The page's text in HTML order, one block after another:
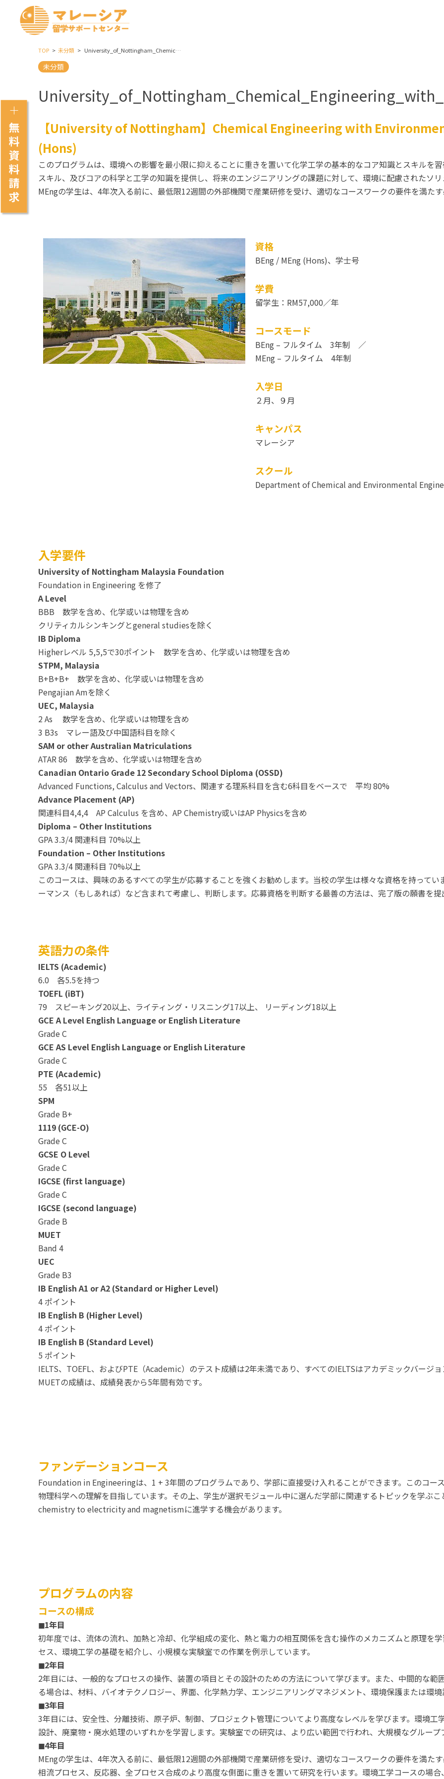
TOP 未分類 University_of_Nottingham_Chemical_Engineering_with_Environmental_Engineering_BEng_MEng_Hons
未分類
【University of Nottingham】Chemical Engineering with
(Hons)
このプログラムは、環境への影響を最小限に抑えることに重きを置いて化学工学の基本的なコア知識とスキルを
スキル、及びコアの科学と工学の知識を提供し、将来のエンジニアリングの課題に対して、環境に配慮されたソリ
MEngの学生は、4年次入る前に、最低限12週間の外部機関で産業研修を受け、適切なコースワークの要件を満たす
資格
BEng / MEng (Hons)、学士号
学費
留学生：RM57,000／年
コースモード
BEng – フルタイム 3年制 ／
MEng – フルタイム 4年制
入学日
２月、９月
キャンパス
マレーシア
スクール
Department of Chemical and Environmental
入学要件
University of Nottingham Malaysia Foundation
Foundation in Engineering を修了
A Level
BBB 数学を含め、化学或いは物理を含め
クリティカルシンキングとgeneral studiesを除く
IB Diploma
Higherレベル 5,5,5で30ポイント 数学を含め、化学或いは物理を含め
STPM, Malaysia
B+B+B+ 数学を含め、化学或いは物理を含め
Pengajian Amを除く
UEC, Malaysia
2 As 数学を含め、化学或いは物理を含め
3 B3s マレー語及び中国語科目を除く
SAM or other Australian Matriculations
ATAR 86 数学を含め、化学或いは物理を含め
Canadian Ontario Grade 12 Secondary School Diploma (OSSD)
Advanced Functions, Calculus and Vectors、関連する理系科目を含む6科目をベースで 平均 80%
Advance Placement (AP)
関連科目4,4,4 AP Calculus を含め、AP Chemistry或いはAP Physicsを含め
Diploma – Other Institutions
GPA 3.3/4 関連科目 70%以上
Foundation – Other Institutions
GPA 3.3/4 関連科目 70%以上
このコースは、興味のあるすべての学生が応募することを強くお勧めします。当校の学生は様々な資格を持って
ーマンス（もしあれば）など含まれて考慮し、判断します。応募資格を判断する最善の方法は、完了版の願書を提
英語力の条件
IELTS (Academic)
6.0 各5.5を持つ
TOEFL (iBT)
79 スピーキング20以上、ライティング・リスニング17以上、 リーディング18以上
GCE A Level English Language or English Literature
Grade C
GCE AS Level English Language or English Literature
Grade C
PTE (Academic)
55 各51以上
SPM
Grade B+
1119 (GCE-O)
Grade C
GCSE O Level
Grade C
IGCSE (first language)
Grade C
IGCSE (second language)
Grade B
MUET
Band 4
UEC
Grade B3
IB English A1 or A2 (Standard or Higher Level)
4 ポイント
IB English B (Higher Level)
4 ポイント
IB English B (Standard Level)
5 ポイント
IELTS、TOEFL、およびPTE（Academic）のテスト成績は2年未満であり、すべてのIELTSはアカデミックバージョ
MUETの成績は、成績発表から5年間有効です。
ファンデーションコース
Foundation in Engineeringは、1 + 3年間のプログラムであり、学部に直接受け入れることができます。このコー
物理科学への理解を目指しています。その上、学生が選択モジュール中に選んだ学部に関連するトピックを学ぶ
chemistry to electricity and magnetismに進学する機会があります。
プログラムの内容
コースの構成
◼︎1年目
初年度では、流体の流れ、加熱と冷却、化学組成の変化、熱と電力の相互関係を含む操作のメカニズムと原理を
セス、環境工学の基礎を紹介し、小規模な実験室での作業を例示しています。
◼︎2年目
2年目には、一般的なプロセスの操作、装置の項目とその設計のための方法について学びます。また、中間的な範
る場合は、材料、バイオテクノロジー、界面、化学熱力学、エンジニアリングマネジメント、環境保護または環境
◼︎3年目
3年目には、安全性、分離技術、原子炉、制御、プロジェクト管理についてより高度なレベルを学びます。環境
設計、廃棄物・廃水処理のいずれかを学習します。実験室での研究は、より広い範囲で行われ、大規模なグループ
◼︎4年目
MEngの学生は、4年次入る前に、最低限12週間の外部機関で産業研修を受け、適切なコースワークの要件を満た
相流プロセス、反応器、全プロセス合成のより高度な側面に重きを置いて研究を行います。環境工学コースの場